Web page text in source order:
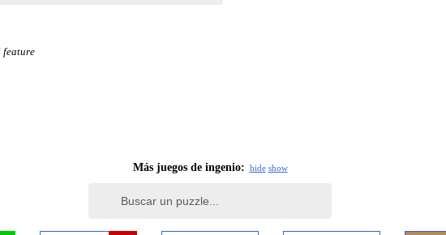
feature
Más juegos de ingenio: hide show